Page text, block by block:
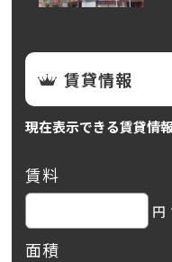
賃貸情報
現在表示できる賃貸情
賃料
円
面積